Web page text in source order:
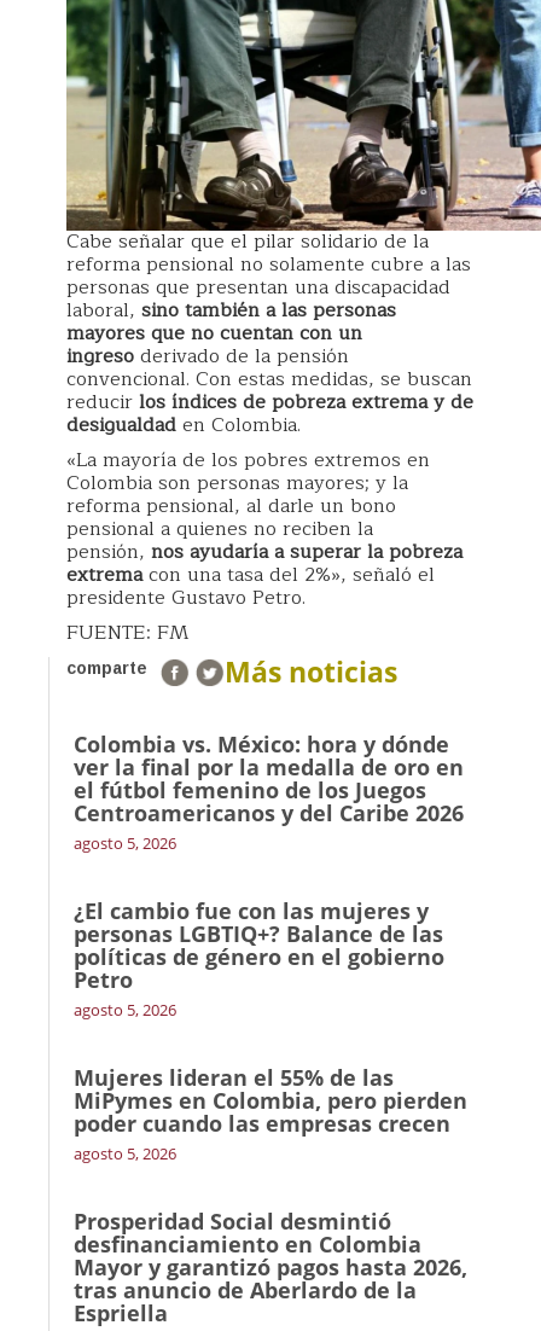
Cabe señalar que el pilar solidario de la
reforma pensional no solamente cubre a las
personas que presentan una discapacidad
laboral, sino también a las personas
mayores que no cuentan con un
ingresoderivado de la pensión
convencional. Con estas medidas, se buscan
reducirlos índices de pobreza extrema y de
desigualdaden Colombia.
«La mayoría de los pobres extremos en
Colombia son personas mayores; y la
reforma pensional, al darle un bono
pensional a quienes no reciben la
pensión, nos ayudaría a superar la pobreza
extremacon una tasa del 2%», señaló el
presidente Gustavo Petro.
FUENTE: FM
comparte Más noticias
Colombia vs. México: hora y dónde
ver la final por la medalla de oro en
el fútbol femenino de los Juegos
Centroamericanos y del Caribe 2026
agosto 5, 2026
¿El cambio fue con las mujeres y
personas LGBTIQ+? Balance de las
políticas de género en el gobierno
Petro
agosto 5, 2026
Mujeres lideran el 55% de las
MiPymes en Colombia, pero pierden
poder cuando las empresas crecen
agosto 5, 2026
Prosperidad Social desmintió
desfinanciamiento en Colombia
Mayor y garantizó pagos hasta 2026,
tras anuncio de Aberlardo de la
Espriella